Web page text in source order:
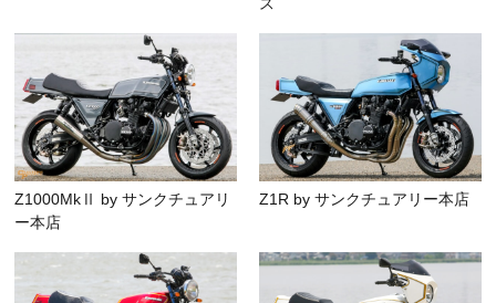
Z1000MkⅡ by サンクチュアリ
ー本店
Z1R by サンクチュアリー本店